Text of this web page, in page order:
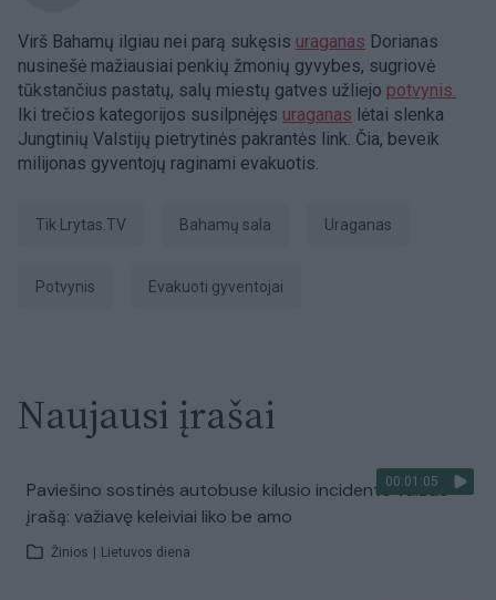
Virš Bahamų ilgiau nei parą sukęsis uraganas Dorianas
nusinešė mažiausiai penkių žmonių gyvybes, sugriovė
tūkstančius pastatų, salų miestų gatves užliejo potvynis.
Iki trečios kategorijos susilpnėjęs uraganas lėtai slenka
Jungtinių Valstijų pietrytinės pakrantės link. Čia, beveik
milijonas gyventojų raginami evakuotis.
tik Lrytas.TV Bahamų sala uraganas
potvynis evakuoti gyventojai
Naujausi įrašai
00:01:05
Paviešino sostinės autobuse kilusio incidento vaizdo
įrašą: važiavę keleiviai liko be amo
Žinios Lietuvos diena